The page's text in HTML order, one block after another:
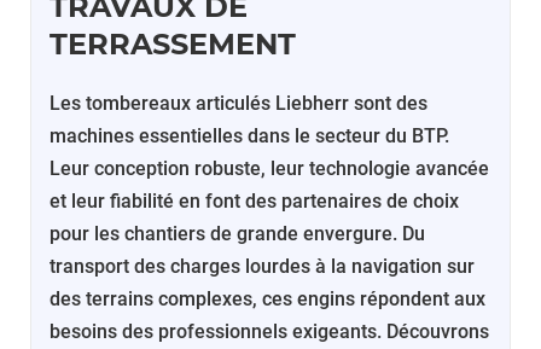
TERRASSEMENT
Les tombereaux articulés Liebherr sont des
machines essentielles dans le secteur du BTP.
Leur conception robuste, leur technologie avancée
et leur fiabilité en font des partenaires de choix
pour les chantiers de grande envergure. Du
transport des charges lourdes à la navigation sur
des terrains complexes, ces engins répondent aux
besoins des professionnels exigeants. Découvrons